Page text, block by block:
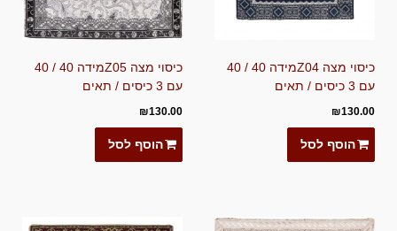
כיסוי מצה Z04מידה 40 / 40
עם 3 כיסים / תאים
₪130.00
הוסף לסל
כיסוי מצה Z05מידה 40 / 40
עם 3 כיסים / תאים
₪130.00
הוסף לסל